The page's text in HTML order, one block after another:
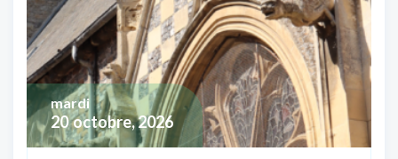
20 octobre, 2026
mardi